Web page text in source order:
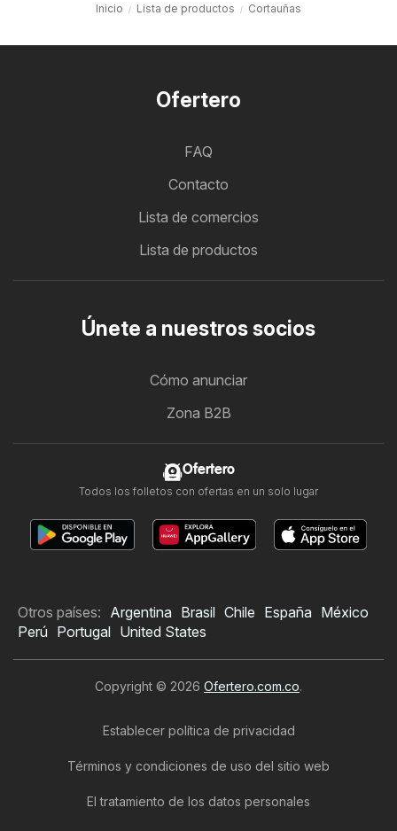
Inicio Lista de productos Cortauñas
Ofertero
FAQ
Contacto
Lista de comercios
Lista de productos
Únete a nuestros socios
Cómo anunciar
Zona B2B
Ofertero
Todos los folletos con ofertas en un solo lugar
Otros países: Argentina Brasil Chile España México
Perú Portugal United States
Copyright © 2026 Ofertero.com.co.
Establecer política de privacidad
Términos y condiciones de uso del sitio web
El tratamiento de los datos personales